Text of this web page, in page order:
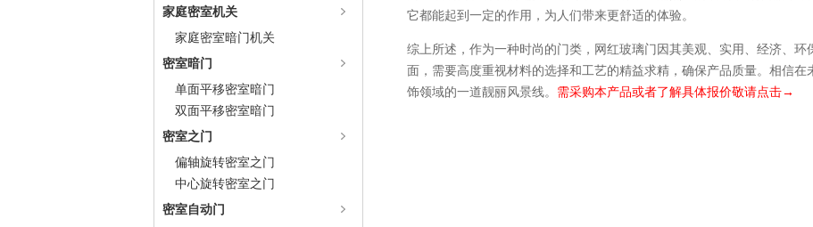
家庭密室机关
家庭密室暗门机关
密室暗门
单面平移密室暗门
双面平移密室暗门
密室之门
偏轴旋转密室之门
中心旋转密室之门
密室自动门
它都能起到一定的作用，为人们带来更舒适的体验。
综上所述，作为一种时尚的门类，网红玻璃门因其美观、实用、经济、
面，需要高度重视材料的选择和工艺的精益求精，确保产品质量。相信
饰领域的一道靓丽风景线。 需采购本产品或者了解具体报价敬请点击→